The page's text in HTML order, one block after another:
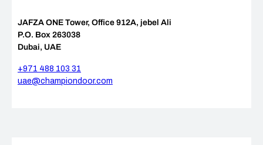
JAFZA ONE Tower, Office 912A, jebel Ali
P.O. Box 263038
Dubai, UAE
+971 488 103 31
uae@championdoor.com